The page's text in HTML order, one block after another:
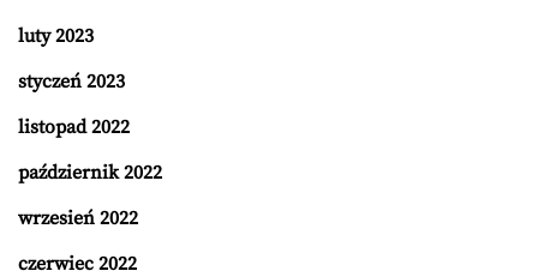
luty 2023
styczeń 2023
listopad 2022
październik 2022
wrzesień 2022
czerwiec 2022